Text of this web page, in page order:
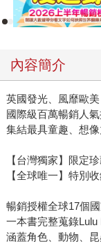
內容簡介
英國發光、風靡歐
國際級百萬暢銷人
集結最具童趣、想
【台灣獨家】限定
【全球唯一】特別
暢銷授權全球17個
一本書完整蒐錄Lulu
涵蓋角色、動物、